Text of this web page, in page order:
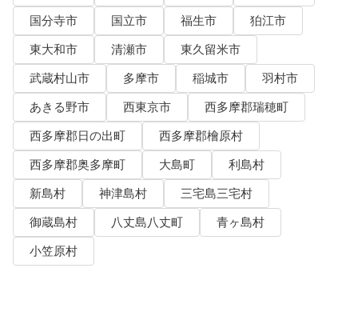
国分寺市
国立市 福生市
狛江市
東大和市
清瀬市
東久留米市
武蔵村山市
多摩市 稲城市
羽村市
あきる野市
西東京市
西多摩郡瑞穂町
西多摩郡日の出町
西多摩郡檜原村
西多摩郡奥多摩町
大島町
利島村
新島村
神津島村
三宅島三宅村
御蔵島村
八丈島八丈町
青ヶ島村
小笠原村